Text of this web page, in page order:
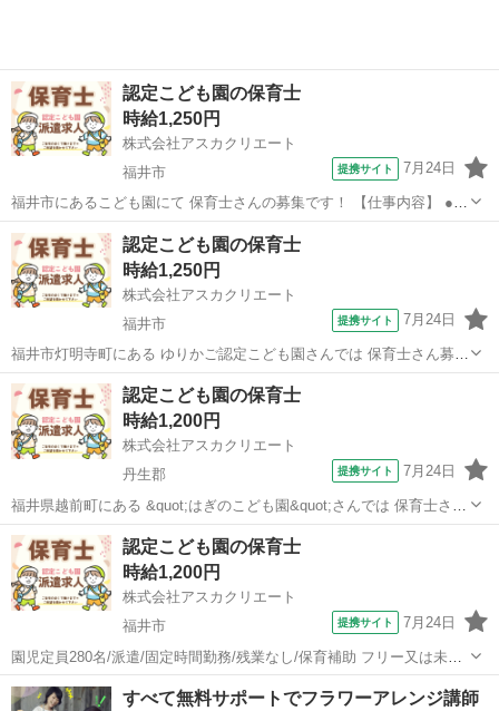
認定こども園の保育士
時給1,250円
株式会社アスカクリエート
福井市
提携サイト 7月24日
福井市にあるこども園にて 保育士さんの募集です！ 【仕事内容】 ●保
育業務全般 ・園児との遊び ・食事補助 ・おむつ替え 等 【勤務条件】
●雇用形態 派遣 ●入職日 相談OK ●勤務日数 週5日 ●勤務時間 7:00～...
福井 福井市 保育士
認定こども園の保育士
時給1,250円
株式会社アスカクリエート
福井市
提携サイト 7月24日
福井市灯明寺町にある ゆりかご認定こども園さんでは 保育士さん募集
♪ 《お仕事内容》 ☆‾‾‾‾‾‾‾‾‾☆ ・お子さんの保育 ・保育ルームのお掃除
などなど… 《園さんについて》 ☆‾‾‾‾‾‾‾‾‾‾‾‾...
福井 福井市 保育士
認定こども園の保育士
時給1,200円
株式会社アスカクリエート
丹生郡
提携サイト 7月24日
福井県越前町にある &quot;はぎのこども園&quot;さんでは 保育士さん
募集です♪ 《お仕事内容》 ☆‾‾‾‾‾‾‾‾‾☆ ・おやつや昼食のお手伝い ・お
子さまの保育 などなど… 《園さんについて》 ☆‾...
福井 丹生郡 保育士
認定こども園の保育士
時給1,200円
株式会社アスカクリエート
福井市
提携サイト 7月24日
園児定員280名/派遣/固定時間勤務/残業なし/保育補助 フリー又は未満
児の保育補助をお願い致します(^^♪ 派遣社員 ◎交通費全額支給 ◎各種
社会保険完備 ◎マイカー通勤も可能 ◎駐車場完備 ◎『お子様の行事
福井 福井市 保育士
すべて無料サポートでフラワーアレンジ講師